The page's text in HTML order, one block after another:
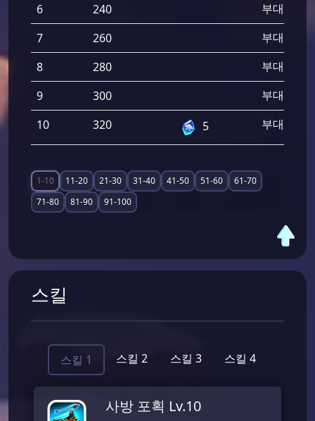
6 240
부대 공격
7
260
부대 공격
8
280
부대 공격
9
300
부대 공격
10
320 5 부대 공격
1-10 11-20 21-30 31-40 41-50 51-60
61-70
71-80
81-90 91-100
스킬
스킬 1 스킬 2 스킬 3 스킬 4
사방 포획 Lv.10